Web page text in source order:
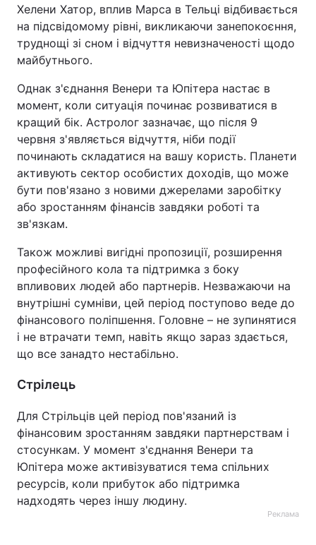
Хелени Хатор, вплив Марса в Тельці відбивається
на підсвідомому рівні, викликаючи занепокоєння,
труднощі зі сном і відчуття невизначеності щодо
майбутнього.
Однак з'єднання Венери та Юпітера настає в
момент, коли ситуація починає розвиватися в
кращий бік. Астролог зазначає, що після 9
червня з'являється відчуття, ніби події
починають складатися на вашу користь. Планети
активують сектор особистих доходів, що може
бути пов'язано з новими джерелами заробітку
або зростанням фінансів завдяки роботі та
зв'язкам.
Також можливі вигідні пропозиції, розширення
професійного кола та підтримка з боку
впливових людей або партнерів. Незважаючи на
внутрішні сумніви, цей період поступово веде до
фінансового поліпшення. Головне – не зупинятися
і не втрачати темп, навіть якщо зараз здається,
що все занадто нестабільно.
Стрілець
Для Стрільців цей період пов'язаний із
фінансовим зростанням завдяки партнерствам і
стосункам. У момент з'єднання Венери та
Юпітера може активізуватися тема спільних
ресурсів, коли прибуток або підтримка
надходять через іншу людину.
Реклама